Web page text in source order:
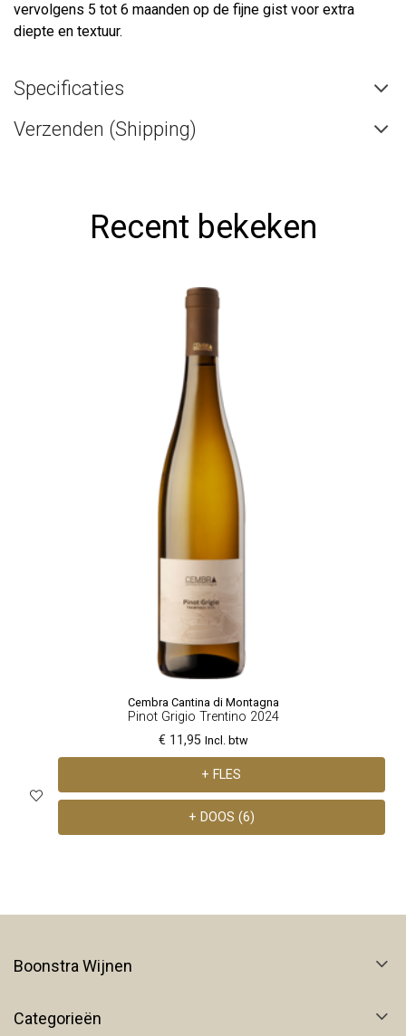
vervolgens 5 tot 6 maanden op de fijne gist voor extra
diepte en textuur.
Specificaties
Verzenden (Shipping)
Recent bekeken
Cembra Cantina di Montagna
Pinot Grigio Trentino 2024
€ 11,95 Incl. btw
+ FLES
+ DOOS (6)
Boonstra Wijnen
Categorieën